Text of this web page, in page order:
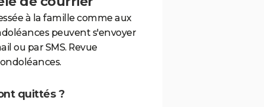
à la famille comme aux
peuvent s'envoyer
ou par SMS. Revue
quittés ?